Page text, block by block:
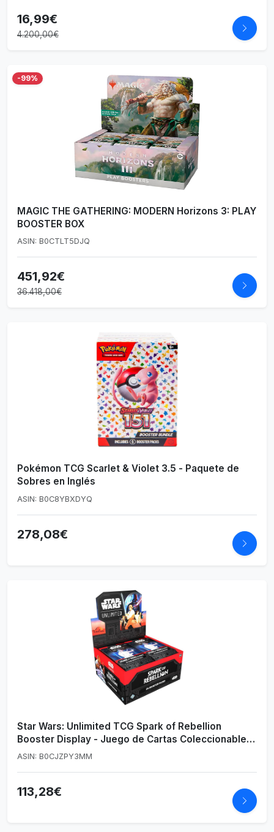
16,99€
4.200,00€
-99%
MAGIC THE GATHERING: MODERN Horizons 3: PLAY
BOOSTER BOX
ASIN: B0CTLT5DJQ
451,92€
36.418,00€
Pokémon TCG Scarlet & Violet 3.5 - Paquete de
Sobres en Inglés
ASIN: B0C8YBXDYQ
278,08€
Star Wars: Unlimited TCG Spark of Rebellion
Booster Display - Juego de Cartas Coleccionables
en Inglés
ASIN: B0CJZPY3MM
113,28€